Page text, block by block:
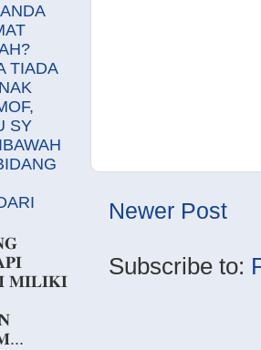
Newer Post
Subscribe to:
TIADA
SY